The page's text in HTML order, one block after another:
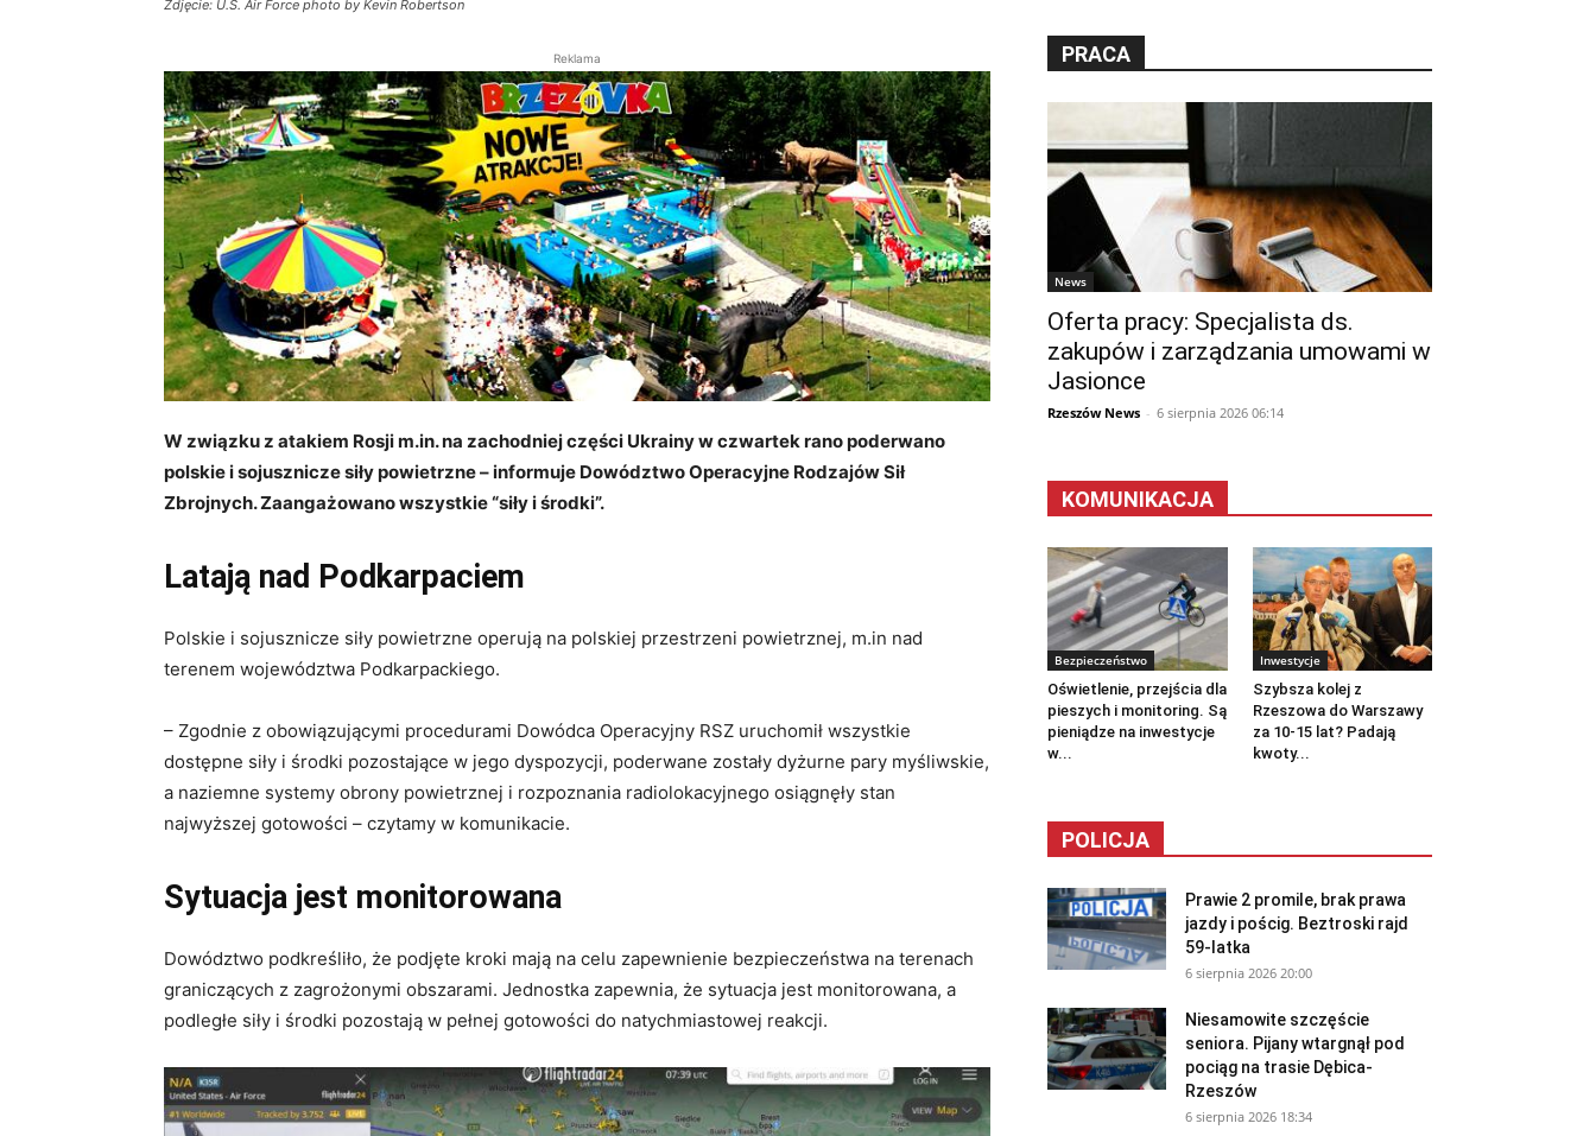
Zdjęcie: U.S. Air Force photo by Kevin Robertson
Reklama
W związku z atakiem Rosji m.in. na zachodniej części Ukrainy w czwartek rano poderwano
polskie i sojusznicze siły powietrzne – informuje Dowództwo Operacyjne Rodzajów Sił
Zbrojnych. Zaangażowano wszystkie “siły i środki”.
Latają nad Podkarpaciem
Polskie i sojusznicze siły powietrzne operują na polskiej przestrzeni powietrznej, m.in nad
terenem województwa Podkarpackiego.
– Zgodnie z obowiązującymi procedurami Dowódca Operacyjny RSZ uruchomił wszystkie
dostępne siły i środki pozostające w jego dyspozycji, poderwane zostały dyżurne pary myśliwskie,
a naziemne systemy obrony powietrznej i rozpoznania radiolokacyjnego osiągnęły stan
najwyższej gotowości – czytamy w komunikacie.
Sytuacja jest monitorowana
Dowództwo podkreśliło, że podjęte kroki mają na celu zapewnienie bezpieczeństwa na terenach
graniczących z zagrożonymi obszarami. Jednostka zapewnia, że sytuacja jest monitorowana, a
podległe siły i środki pozostają w pełnej gotowości do natychmiastowej reakcji.
PRACA
News
Oferta pracy: Specjalista ds.
zakupów i zarządzania umowami w
Jasionce
Rzeszów News - 6 sierpnia 2026 06:14
KOMUNIKACJA
Bezpieczeństwo
Oświetlenie, przejścia dla
pieszych i monitoring. Są
pieniądze na inwestycje
w...
Inwestycje
Szybsza kolej z
Rzeszowa do Warszawy
za 10-15 lat? Padają
kwoty...
POLICJA
Prawie 2 promile, brak prawa
jazdy i pościg. Beztroski rajd
59-latka
6 sierpnia 2026 20:00
Niesamowite szczęście
seniora. Pijany wtargnął pod
pociąg na trasie Dębica-
Rzeszów
6 sierpnia 2026 18:34